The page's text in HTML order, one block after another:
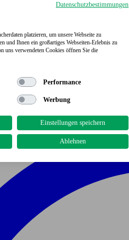
Datenschutzbestimmungen
platzieren, um unsere Webseite zu
und Ihnen ein großartiges Webseiten-Erlebnis zu
uns verwendeten Cookies öffnen Sie die
Performance
Werbung
Einstellungen speichern
Ablehnen